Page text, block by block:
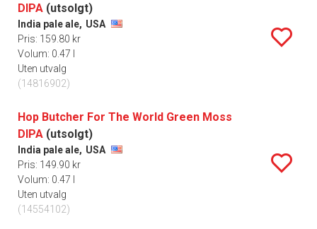
DIPA (utsolgt)
India pale ale, USA
Pris: 159.80 kr
Volum: 0.47 l
Uten utvalg
(14816902)
Hop Butcher For The World Green Moss
DIPA (utsolgt)
India pale ale, USA
Pris: 149.90 kr
Volum: 0.47 l
Uten utvalg
(14554102)